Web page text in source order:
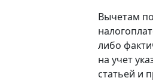
Вычетам
либо
на учет
статьей и